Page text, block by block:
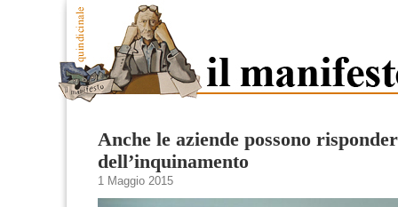
Anche le aziende possono
dell’inquinamento
1 Maggio 2015